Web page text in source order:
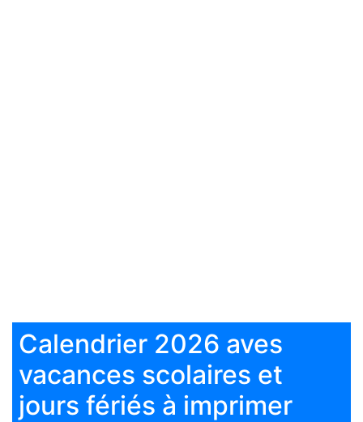
Calendrier 2026 aves
vacances scolaires et
jours fériés à imprimer